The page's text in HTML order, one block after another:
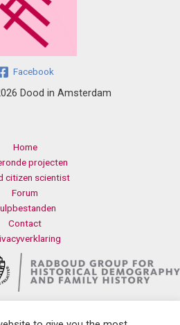
Facebook
Dood in Amsterdam
Home
projecten
citizen scientist
Forum
Contact